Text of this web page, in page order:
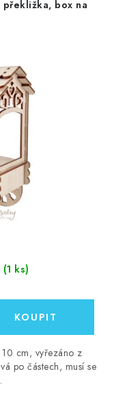
box na
(1 ks)
cm, vyřezáno z
po částech, musí se